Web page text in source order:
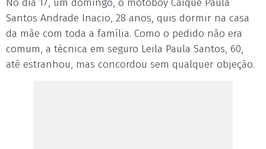
No dia 17, um domingo, o motoboy Caique Paula
Santos Andrade Inacio, 28 anos, quis dormir na casa
da mãe com toda a família. Como o pedido não era
comum, a técnica em seguro Leila Paula Santos, 60,
até estranhou, mas concordou sem qualquer objeção.